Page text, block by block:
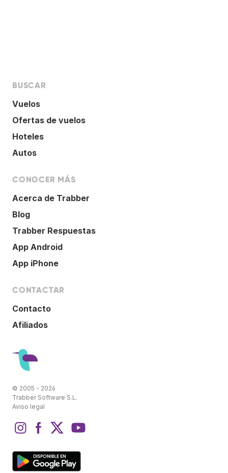
BUSCAR
Vuelos
Ofertas de vuelos
Hoteles
Autos
CONOCER MÁS
Acerca de Trabber
Blog
Trabber Respuestas
App Android
App iPhone
CONTACTAR
Contacto
Afiliados
© 2005 - 2026
Trabber Software S.L.
Aviso legal